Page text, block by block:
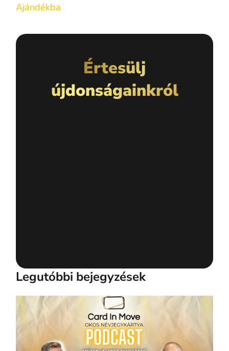
Ajándékba
Értesülj
újdonságainkról
Legutóbbi bejegyzések